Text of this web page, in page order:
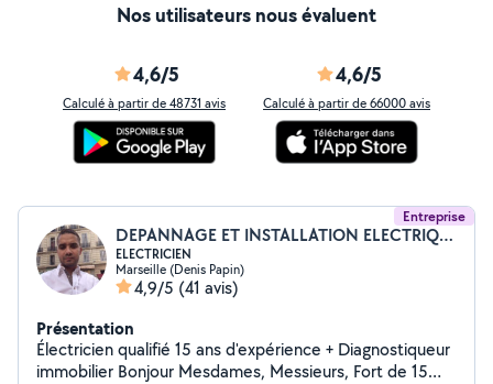
Nos utilisateurs nous évaluent
4,6/5
Calculé à partir de 48731 avis
4,6/5
Calculé à partir de 66000 avis
Entreprise
DEPANNAGE ET INSTALLATION ELECTRIQUE
ELECTRICIEN
Marseille (Denis Papin)
4,9/5 (41 avis)
Présentation
Électricien qualifié 15 ans d'expérience + Diagnostiqueur
immobilier Bonjour Mesdames, Messieurs, Fort de 15